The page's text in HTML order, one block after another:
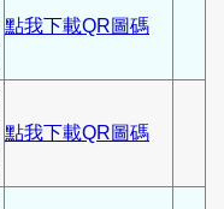
點我下載QR圖碼
點我下載QR圖碼